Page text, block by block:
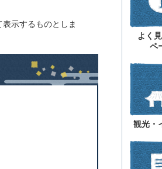
示するものとしま
よく
ペ
観光・